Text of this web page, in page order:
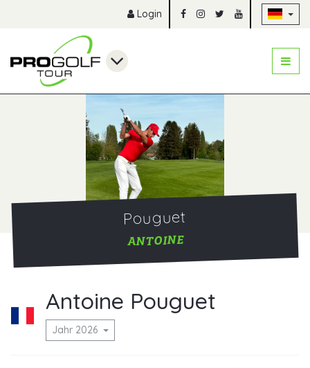
Login
Pouguet
ANTOINE
Antoine Pouguet
Jahr 2026